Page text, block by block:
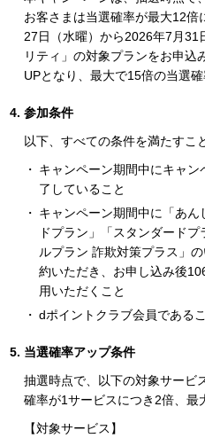
お客さまは当選確率が最大12倍
27日（水曜）から2026年7月31
リティ」の対象プランをお申込
UPとなり、最大で15倍の当選確
参加条件
以下、すべての条件を満たすこと
キャンペーン期間中にキャ
了していること
キャンペーン期間中に「あ
ドプラン」「スタンダード
ルプラン 詐欺対策プラス」
約いただき、お申し込み後
用いただくこと
dポイントクラブ会員である
当選確率アップ条件
抽選時点で、以下の対象サービ
確率が1サービスにつき2倍、最
【対象サービス】